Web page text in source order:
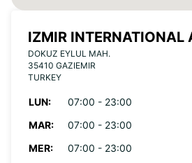
IZMIR INTERNATIONAL
DOKUZ EYLUL MAH.
35410 GAZIEMIR
TURKEY
LUN:
07:00 - 23:00
MAR:
07:00 - 23:00
MER:
07:00 - 23:00